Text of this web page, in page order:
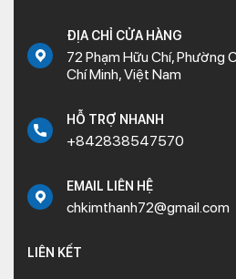
ĐỊA CHỈ CỬA HÀNG
72 Phạm Hữu Chí, Phường
Chí Minh, Việt Nam
HỖ TRỢ NHANH
+842838547570
EMAIL LIÊN HỆ
chkimthanh72@gmail.com
LIÊN KẾT